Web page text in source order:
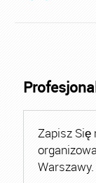
Zapisz Się
Warszawy.